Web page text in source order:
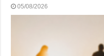
05/08/2026